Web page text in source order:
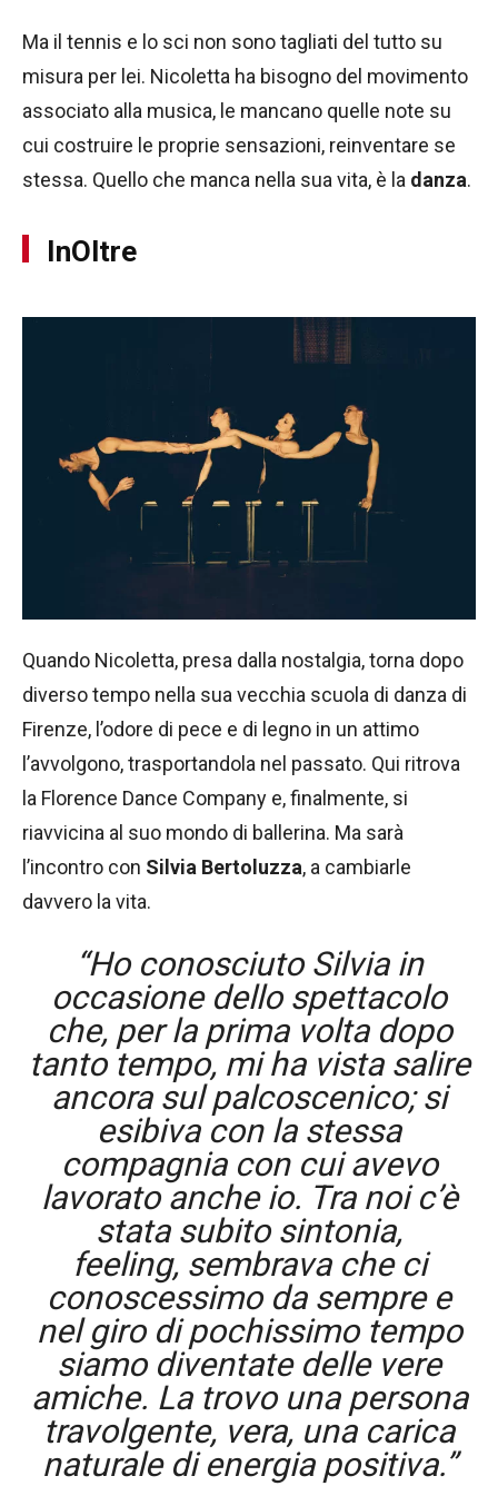
Ma il tennis e lo sci non sono tagliati del tutto su
misura per lei. Nicoletta ha bisogno del movimento
associato alla musica, le mancano quelle note su
cui costruire le proprie sensazioni, reinventare se
stessa. Quello che manca nella sua vita, è la danza.
InOltre
Quando Nicoletta, presa dalla nostalgia, torna dopo
diverso tempo nella sua vecchia scuola di danza di
Firenze, l’odore di pece e di legno in un attimo
l’avvolgono, trasportandola nel passato. Qui ritrova
la Florence Dance Company e, finalmente, si
riavvicina al suo mondo di ballerina. Ma sarà
l’incontro con Silvia Bertoluzza, a cambiarle
davvero la vita.
“Ho conosciuto Silvia in
occasione dello spettacolo
che, per la prima volta dopo
tanto tempo, mi ha vista salire
ancora sul palcoscenico; si
esibiva con la stessa
compagnia con cui avevo
lavorato anche io. Tra noi c’è
stata subito sintonia,
feeling, sembrava che ci
conoscessimo da sempre e
nel giro di pochissimo tempo
siamo diventate delle vere
amiche. La trovo una persona
travolgente, vera, una carica
naturale di energia positiva.”